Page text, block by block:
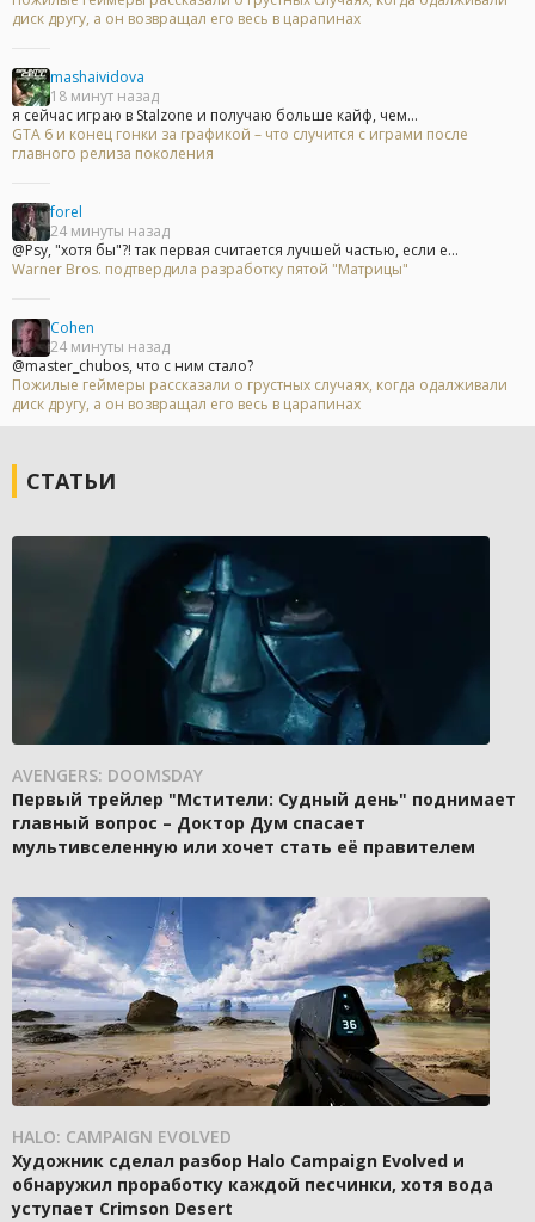
диск другу, а он возвращал его весь в царапинах
mashaividova
18 минут назад
я сейчас играю в Stalzone и получаю больше кайф, чем...
GTA 6 и конец гонки за графикой – что случится с играми после
главного релиза поколения
forel
24 минуты назад
@Psy, "хотя бы"?! так первая считается лучшей частью, если е...
Warner Bros. подтвердила разработку пятой "Матрицы"
Cohen
24 минуты назад
@master_chubos, что с ним стало?
Пожилые геймеры рассказали о грустных случаях, когда одалживали
диск другу, а он возвращал его весь в царапинах
СТАТЬИ
AVENGERS: DOOMSDAY
Первый трейлер "Мстители: Судный день" поднимает
главный вопрос – Доктор Дум спасает
мультивселенную или хочет стать её правителем
HALO: CAMPAIGN EVOLVED
Художник сделал разбор Halo Campaign Evolved и
обнаружил проработку каждой песчинки, хотя вода
уступает Crimson Desert